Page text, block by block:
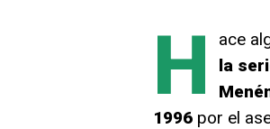
H ace
la
1996por el